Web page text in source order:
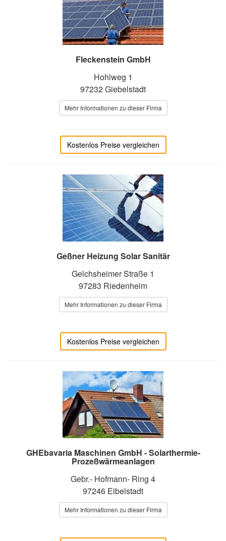
Fleckenstein GmbH
Hohlweg 1
97232 Giebelstadt
Mehr Informationen zu dieser Firma
Kostenlos Preise vergleichen
Geßner Heizung Solar Sanitär
Gelchsheimer Straße 1
97283 Riedenheim
Mehr Informationen zu dieser Firma
Kostenlos Preise vergleichen
GHEbavaria Maschinen GmbH - Solarthermie-
Prozeßwärmeanlagen
Gebr.- Hofmann- Ring 4
97246 Eibelstadt
Mehr Informationen zu dieser Firma